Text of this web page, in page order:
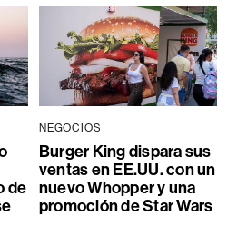
de
NEGOCIOS
Burger King dispara sus
ventas en EE.UU. con un
nuevo Whopper y una
promoción de Star Wars